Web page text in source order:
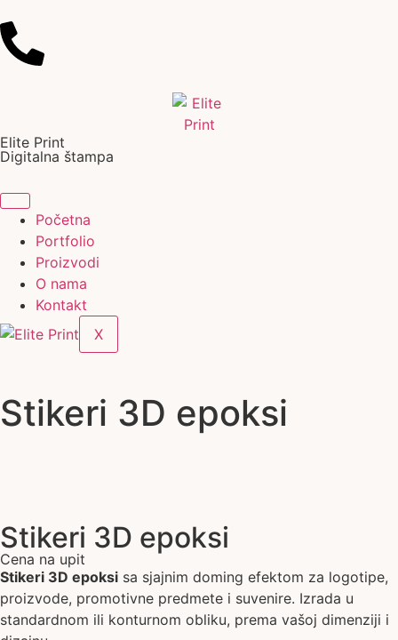
Elite Print
Digitalna štampa
Početna
Portfolio
Proizvodi
O nama
Kontakt
X
Stikeri 3D epoksi
Stikeri 3D epoksi
Cena na upit
Stikeri 3D epoksi sa sjajnim doming efektom za logotipe,
proizvode, promotivne predmete i suvenire. Izrada u
standardnom ili konturnom obliku, prema vašoj dimenziji i